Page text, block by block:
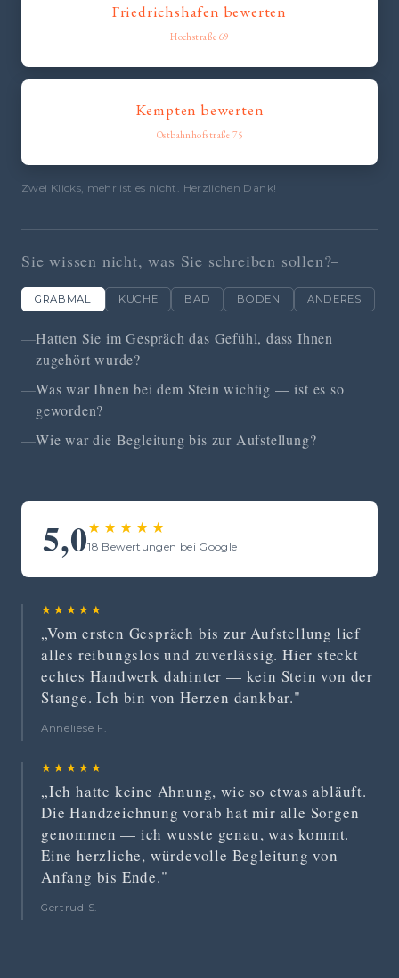
Friedrichshafen bewerten
Hochstraße 69
Kempten bewerten
Ostbahnhofstraße 75
Zwei Klicks, mehr ist es nicht. Herzlichen Dank!
Sie wissen nicht, was Sie schreiben sollen?
GRABMAL KÜCHE BAD BODEN ANDERES
Hatten Sie im Gespräch das Gefühl, dass Ihnen
zugehört wurde?
Was war Ihnen bei dem Stein wichtig — ist es so
geworden?
Wie war die Begleitung bis zur Aufstellung?
5,0★★★★★
18 Bewertungen bei Google
★★★★★
„Vom ersten Gespräch bis zur Aufstellung lief
alles reibungslos und zuverlässig. Hier steckt
echtes Handwerk dahinter — kein Stein von der
Stange. Ich bin von Herzen dankbar."
Anneliese F.
★★★★★
„Ich hatte keine Ahnung, wie so etwas abläuft.
Die Handzeichnung vorab hat mir alle Sorgen
genommen — ich wusste genau, was kommt.
Eine herzliche, würdevolle Begleitung von
Anfang bis Ende."
Gertrud S.